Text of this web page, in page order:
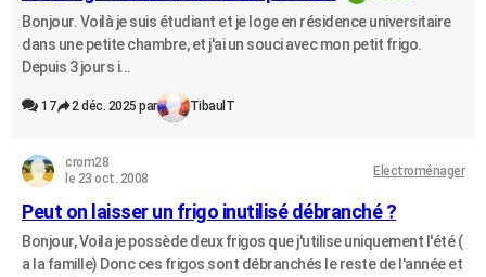
Bonjour. Voilà je suis étudiant et je loge en résidence universitaire
dans une petite chambre, et j'ai un souci avec mon petit frigo.
Depuis 3 jours i...
17 2 déc. 2025 par TibaulT
crom28
le 23 oct. 2008
Electroménager
Peut on laisser un frigo inutilisé débranché ?
Bonjour, Voila je possède deux frigos que j'utilise uniquement l'été (
a la famille) Donc ces frigos sont débranchés le reste de l'année et